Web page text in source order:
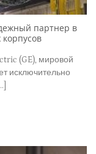
партнер в
корпусов
(GE), мировой
исключительно